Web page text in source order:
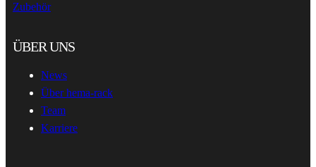
Zubehör
ÜBER UNS
News
Über hema-rack
Team
Karriere